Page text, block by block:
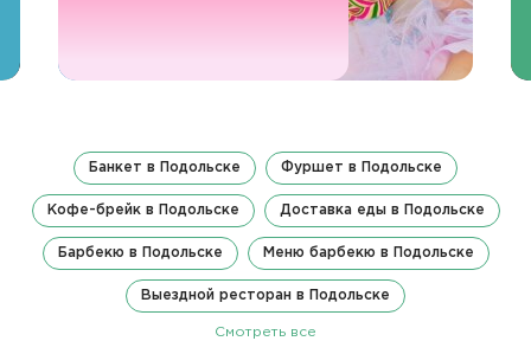
Банкет в Подольске Фуршет в Подольске
Кофе-брейк в Подольске Доставка еды в Подольске
Барбекю в Подольске Меню барбекю в Подольске
Выездной ресторан в Подольске
Смотреть все